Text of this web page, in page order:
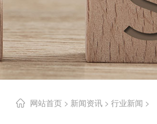
网站首页 > 新闻资讯 > 行业新闻 >